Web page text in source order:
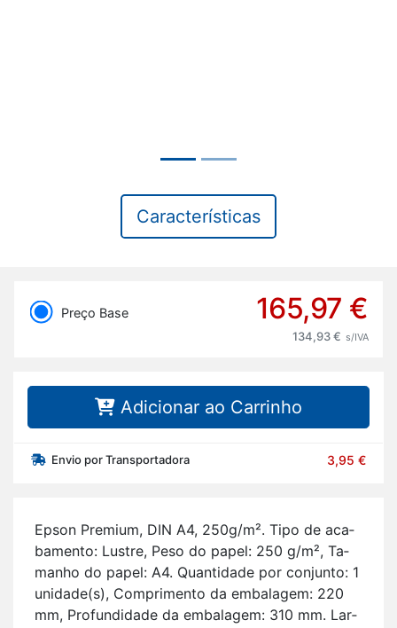
Características
Preço Base 165,97 €
134,93 € s/IVA
Adicionar ao Carrinho
Envio por Transportadora 3,95 €
Epson Pre­mium, DIN A4, 250g/m². Tipo de aca­
ba­mento: Lustre, Peso do papel: 250 g/m², Ta­
manho do papel: A4. Quan­ti­dade por con­junto: 1
uni­dade(s), Com­pri­mento da em­ba­lagem: 220
mm, Pro­fun­di­dade da em­ba­lagem: 310 mm. Lar­